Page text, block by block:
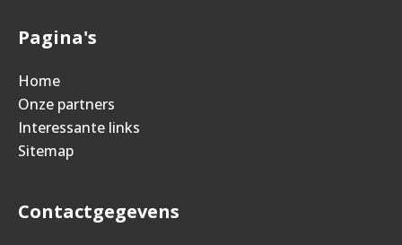
Pagina's
Home
Onze partners
Interessante links
Sitemap
Contactgegevens